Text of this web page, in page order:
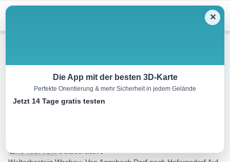
Menu
Wandern
Welterbesteig Wachau 10:
Eine Tour von:Outdooractive
✕
Die App mit der besten 3D-Karte
Perfekte Orientierung & mehr Sicherheit in jedem Gelände
Jetzt 14 Tage gratis testen